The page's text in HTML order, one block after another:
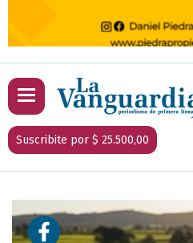
Suscribite por $ 25.500,00